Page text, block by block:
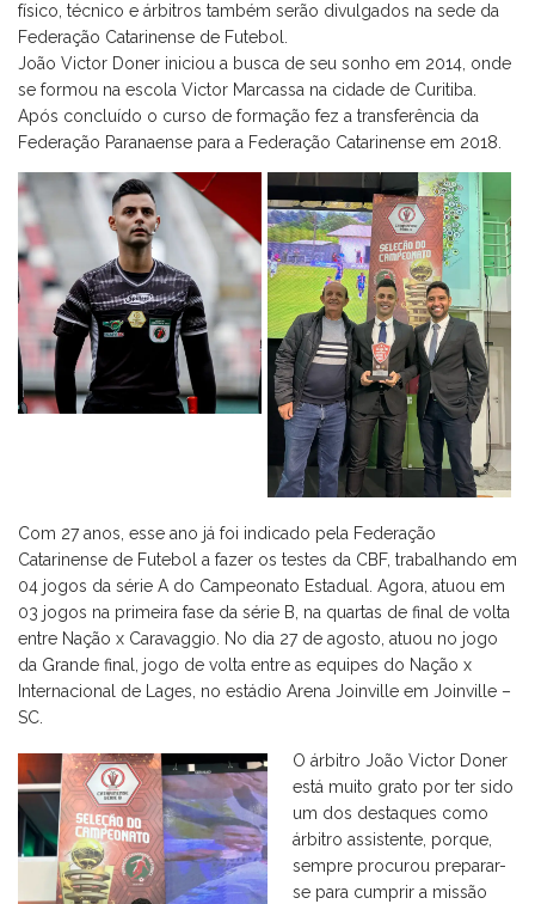
físico, técnico e árbitros também serão divulgados na sede da
Federação Catarinense de Futebol.
João Victor Doner iniciou a busca de seu sonho em 2014, onde
se formou na escola Victor Marcassa na cidade de Curitiba.
Após concluído o curso de formação fez a transferência da
Federação Paranaense para a Federação Catarinense em 2018.
Com 27 anos, esse ano já foi indicado pela Federação
Catarinense de Futebol a fazer os testes da CBF, trabalhando em
04 jogos da série A do Campeonato Estadual. Agora, atuou em
03 jogos na primeira fase da série B, na quartas de final de volta
entre Nação x Caravaggio. No dia 27 de agosto, atuou no jogo
da Grande final, jogo de volta entre as equipes do Nação x
Internacional de Lages, no estádio Arena Joinville em Joinville –
SC.
O árbitro João Victor Doner
está muito grato por ter sido
um dos destaques como
árbitro assistente, porque,
sempre procurou preparar-
se para cumprir a missão